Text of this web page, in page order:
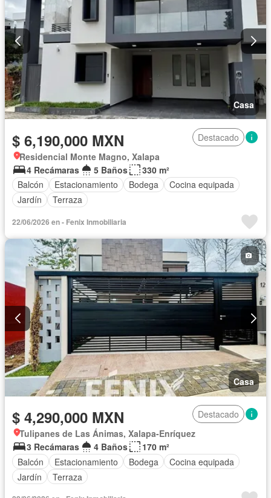
Casa
$ 6,190,000 MXN
Destacado
Residencial Monte Magno, Xalapa
4 Recámaras
5 Baños
330 m²
Balcón
Estacionamiento Bodega
Cocina equipada
Jardín
Terraza
22/06/2026 en - Fenix Inmobiliaria
Casa
$ 4,290,000 MXN
Destacado
Tulipanes de Las Ánimas, Xalapa-Enríquez
3 Recámaras
4 Baños
170 m²
Balcón
Estacionamiento Bodega
Cocina equipada
Jardín
Terraza